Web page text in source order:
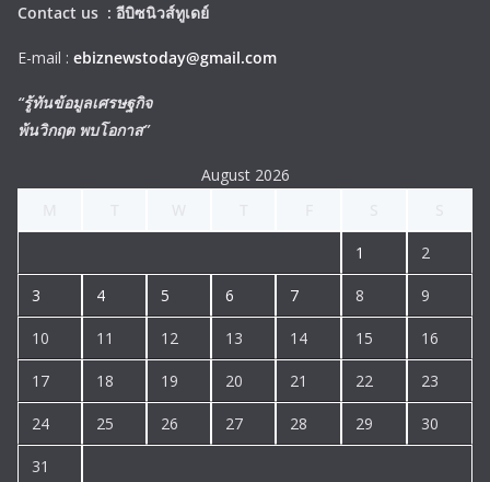
Contact us : อีบิซนิวส์ทูเดย์
E-mail : ebiznewstoday@gmail.com
“รู้ทันข้อมูลเศรษฐกิจ
พ้นวิกฤต พบโอกาส”
August 2026
1 2
3 4 5 6 7 8 9
10 11 12 13 14 15 16
17 18 19 20 21 22 23
24 25 26 27 28 29 30
31